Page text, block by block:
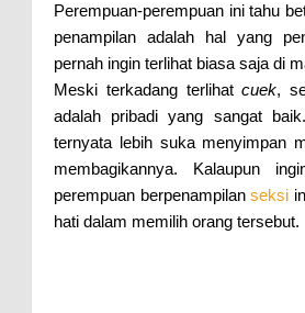
Perempuan-perempuan ini tahu
penampilan adalah hal yang
pernah ingin terlihat biasa saja di
Meski terkadang terlihatcuek,
adalah pribadi yang sangat
ternyata lebih suka menyimpan
membagikannya. Kalaupun
perempuan berpenampilan seksi
hati dalam memilih orang tersebut.